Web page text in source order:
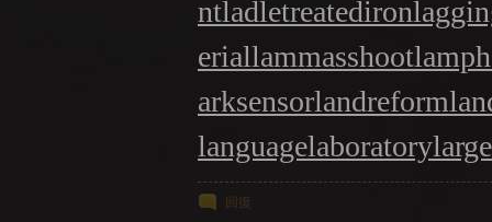
ntladletreatediron
eriallammasshoot
arksensorlandreform
languagelaboratory
回復